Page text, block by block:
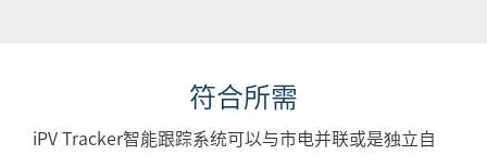
符合所需
iPV Tracker智能跟踪系统可以与市电并联或是独立自